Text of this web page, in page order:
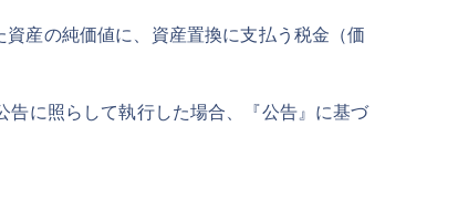
産の純価値に、資産置換に支払う税金（価
に照らして執行した場合、『公告』に基づ